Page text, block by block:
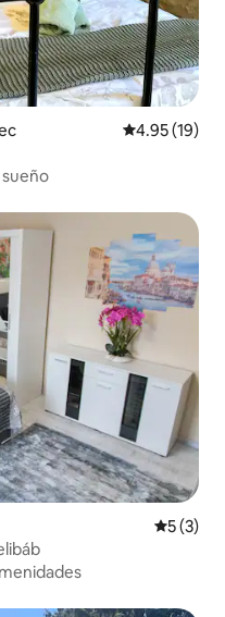
Calificación
4.95 (19)
5 (3)